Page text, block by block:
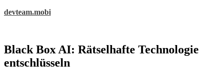
Skip
devteam.mobi
Black Box AI: Rätselhafte Technologie
entschlüsseln